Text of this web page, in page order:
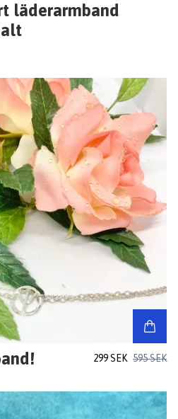
läderarmband
299 SEK 595 SEK